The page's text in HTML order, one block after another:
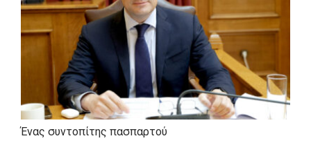
Ένας συντοπίτης πασπαρτού